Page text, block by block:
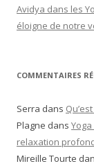
Avidya dans les
éloigne de notre
COMMENTAIRES
Serra dans
Plagne dans
relaxation
Mireille Tourte